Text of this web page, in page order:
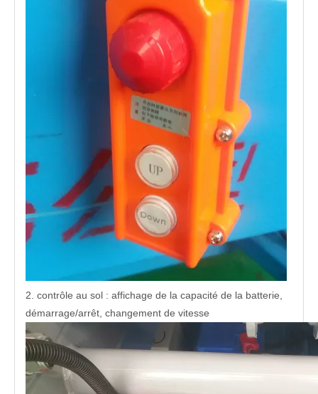
2. contrôle au sol : affichage de la capacité de la batterie,
démarrage/arrêt, changement de vitesse